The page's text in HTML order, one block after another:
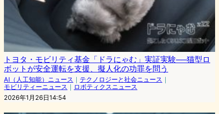
トヨタ・モビリティ基金「ドラにゃむ」実証実験──猫型ロ
ボットが安全運転を支援、擬人化の功罪を問う
AI（人工知能）ニュース ｜ テクノロジーと社会ニュース ｜
モビリティーニュース ｜ ロボティクスニュース
2026年1月26日14:54